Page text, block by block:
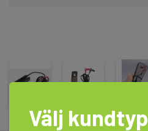
Välj kundtyp